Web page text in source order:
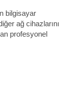
bilgisayar
ağ cihazlarını
profesyonel